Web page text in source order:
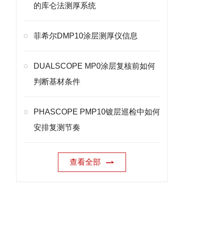
的库仑法测厚系统
菲希尔DMP10涂层测厚仪信息
DUALSCOPE MP0涂层复核前如何
判断基材条件
PHASCOPE PMP10镀层巡检中如何
安排复测节奏
查看全部